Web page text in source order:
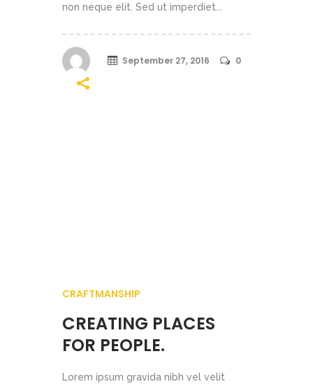
non neque elit. Sed ut imperdiet...
September 27, 2016 0
CRAFTMANSHIP
CREATING PLACES
FOR PEOPLE.
Lorem ipsum gravida nibh vel velit